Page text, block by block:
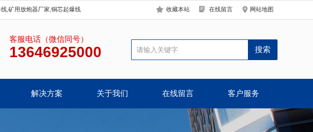
,矿用放炮器厂家,铜芯起爆线 收藏本站 在线留言 网站地图
客服电话（微信同号）
13646925000
解决方案 关于我们 在线留言 客户服务